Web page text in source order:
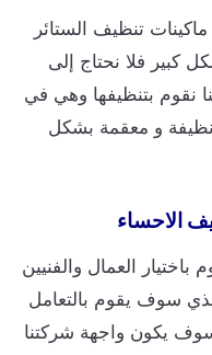
تنظيف الستائر
كبير فلا نحتاج إلى
نقوم بتنظيفها وهي في
نظيفة و معقمة بشكل
الاحساء
باختيار العمال والفنيين
سوف يقوم بالتعامل
يكون واجهة شركتنا